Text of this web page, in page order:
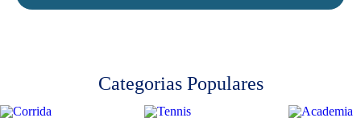
Categorias Populares